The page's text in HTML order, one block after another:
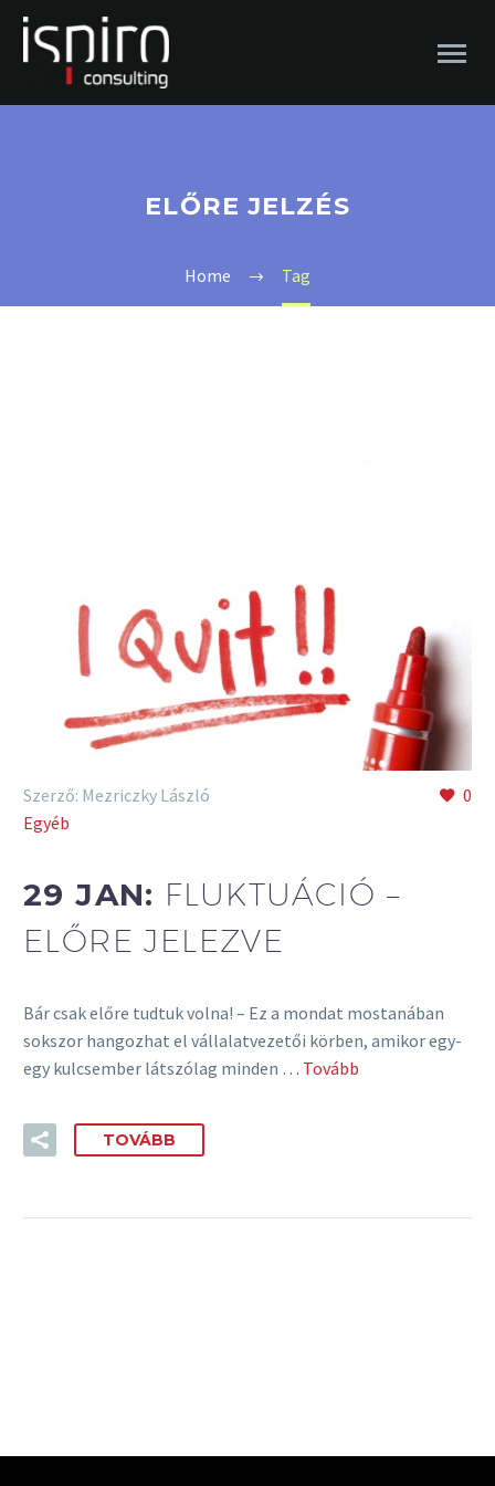
ELŐRE JELZÉS
Home Tag
0
Szerző: Mezriczky László
Egyéb
29 JAN: FLUKTUÁCIÓ –
ELŐRE JELEZVE
Bár csak előre tudtuk volna! – Ez a mondat mostanában
sokszor hangozhat el vállalatvezetői körben, amikor egy-
egy kulcsember látszólag minden … Tovább
TOVÁBB